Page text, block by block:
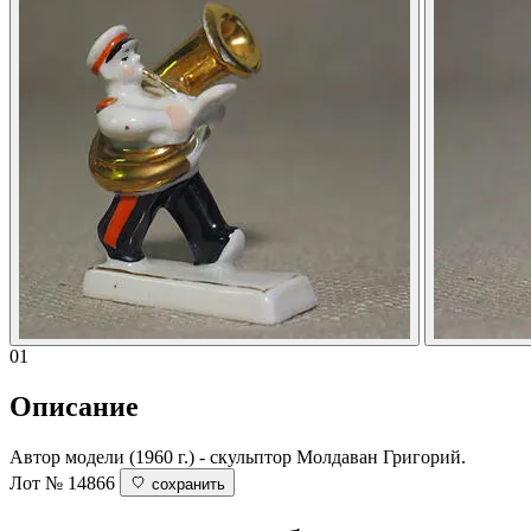
01
Описание
Автор модели (1960 г.) - скульптор Молдаван Григорий.
Лот № 14866
сохранить